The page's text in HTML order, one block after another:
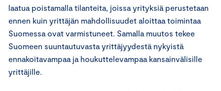
laatua poistamalla tilanteita, joissa yrityksiä perustetaan
ennen kuin yrittäjän mahdollisuudet aloittaa toimintaa
Suomessa ovat varmistuneet. Samalla muutos tekee
Suomeen suuntautuvasta yrittäjyydestä nykyistä
ennakoitavampaa ja houkuttelevampaa kansainvälisille
yrittäjille.